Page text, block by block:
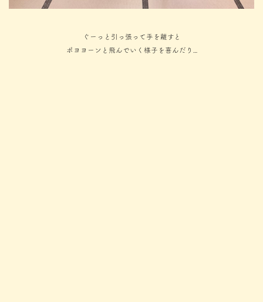
ぐーっと引っ張って手を離すと
ポヨヨーンと飛んでいく様子を喜んだり…